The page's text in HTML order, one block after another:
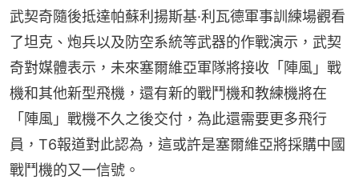
武契奇隨後抵達帕蘇利揚斯基·利瓦德軍事訓練場觀看
了坦克、炮兵以及防空系統等武器的作戰演示，武契
奇對媒體表示，未來塞爾維亞軍隊將接收「陣風」戰
機和其他新型飛機，還有新的戰鬥機和教練機將在
「陣風」戰機不久之後交付，為此還需要更多飛行
員，T6報道對此認為，這或許是塞爾維亞將採購中國
戰鬥機的又一信號。